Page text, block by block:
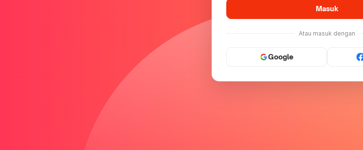
Masuk
Atau masuk dengan
Google